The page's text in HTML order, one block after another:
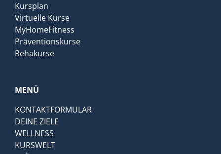
Kursplan
Virtuelle Kurse
MyHomeFitness
Präventionskurse
Rehakurse
MENÜ
KONTAKTFORMULAR
DEINE ZIELE
WELLNESS
KURSWELT